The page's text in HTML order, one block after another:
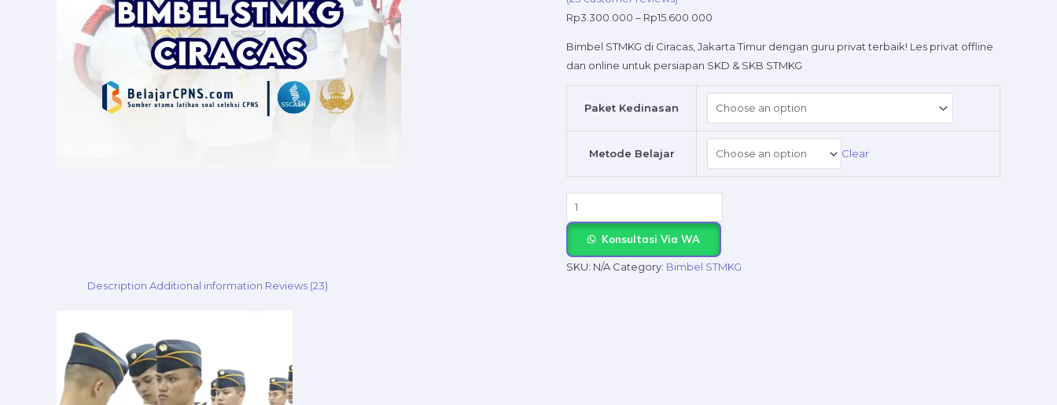
Rp3.300.000 – Rp15.600.000
Bimbel STMKG di Ciracas, Jakarta Timur dengan guru privat terbaik! Les privat offline
dan online untuk persiapan SKD & SKB STMKG
Paket Kedinasan
Metode Belajar Clear
Secara
Privat
quantity
Konsultasi Via WA
SKU: N/A Category: Bimbel STMKG
Description Additional information Reviews (23)